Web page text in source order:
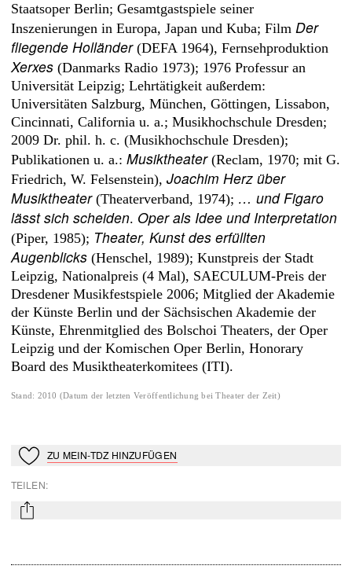
Staatsoper Berlin; Gesamtgastspiele seiner
Inszenierungen in Europa, Japan und Kuba; Film Der
fliegende Holländer(DEFA 1964), Fernsehproduktion
Xerxes(Danmarks Radio 1973); 1976 Professur an
Universität Leipzig; Lehrtätigkeit außerdem:
Universitäten Salzburg, München, Göttingen, Lissabon,
Cincinnati, California u. a.; Musikhochschule Dresden;
2009 Dr. phil. h. c. (Musikhochschule Dresden);
Publikationen u. a.: Musiktheater(Reclam, 1970; mit G.
Friedrich, W. Felsenstein), Joachim Herz über
Musiktheater(Theaterverband, 1974); … und Figaro
lässt sich scheiden. Oper als Idee und Interpretation
(Piper, 1985); Theater, Kunst des erfüllten
Augenblicks(Henschel, 1989); Kunstpreis der Stadt
Leipzig, Nationalpreis (4 Mal), SAECULUM-Preis der
Dresdener Musikfestspiele 2006; Mitglied der Akademie
der Künste Berlin und der Sächsischen Akademie der
Künste, Ehrenmitglied des Bolschoi Theaters, der Oper
Leipzig und der Komischen Oper Berlin, Honorary
Board des Musiktheaterkomitees (ITI).
Stand : 2010 (Datum der letzten Veröffentlichung bei Theater der Zeit)
Zu Mein-TdZ hinzufügen
ZU MEIN-TDZ HINZUFÜGEN
TEILEN:
mail